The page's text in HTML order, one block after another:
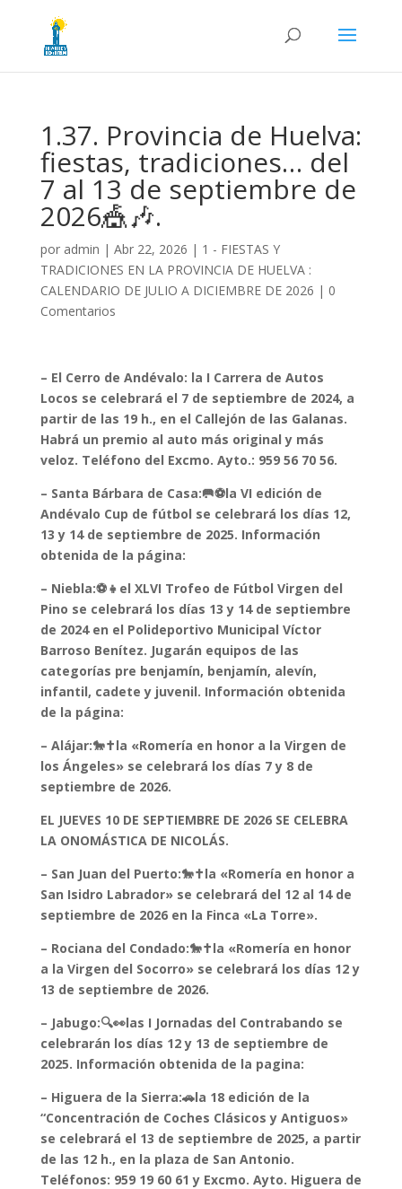
1.37. Provincia de Huelva:
fiestas, tradiciones… del
7 al 13 de septiembre de
2026🎪🎶.
por admin | Abr 22, 2026 | 1 - FIESTAS Y
TRADICIONES EN LA PROVINCIA DE HUELVA :
CALENDARIO DE JULIO A DICIEMBRE DE 2026 | 0
Comentarios
– El Cerro de Andévalo: la I Carrera de Autos
Locos se celebrará el 7 de septiembre de 2024, a
partir de las 19 h., en el Callejón de las Galanas.
Habrá un premio al auto más original y más
veloz. Teléfono del Excmo. Ayto.: 959 56 70 56.
– Santa Bárbara de Casa:🥅⚽la VI edición de
Andévalo Cup de fútbol se celebrará los días 12,
13 y 14 de septiembre de 2025. Información
obtenida de la página:
– Niebla:⚽👧el XLVI Trofeo de Fútbol Virgen del
Pino se celebrará los días 13 y 14 de septiembre
de 2024 en el Polideportivo Municipal Víctor
Barroso Benítez. Jugarán equipos de las
categorías pre benjamín, benjamín, alevín,
infantil, cadete y juvenil. Información obtenida
de la página:
– Alájar:🐎✝️la «Romería en honor a la Virgen de
los Ángeles» se celebrará los días 7 y 8 de
septiembre de 2026.
EL JUEVES 10 DE SEPTIEMBRE DE 2026 SE CELEBRA
LA ONOMÁSTICA DE NICOLÁS.
– San Juan del Puerto:🐎✝️la «Romería en honor a
San Isidro Labrador» se celebrará del 12 al 14 de
septiembre de 2026 en la Finca «La Torre».
– Rociana del Condado:🐎✝️la «Romería en honor
a la Virgen del Socorro» se celebrará los días 12 y
13 de septiembre de 2026.
– Jabugo:🔍👀las I Jornadas del Contrabando se
celebrarán los días 12 y 13 de septiembre de
2025. Información obtenida de la pagina:
– Higuera de la Sierra:🚗la 18 edición de la
“Concentración de Coches Clásicos y Antiguos»
se celebrará el 13 de septiembre de 2025, a partir
de las 12 h., en la plaza de San Antonio.
Teléfonos: 959 19 60 61 y Excmo. Ayto. Higuera de